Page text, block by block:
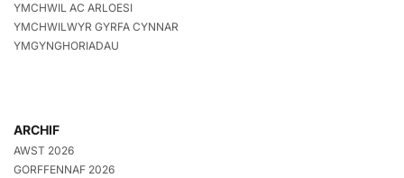
YMCHWIL AC ARLOESI
YMCHWILWYR GYRFA CYNNAR
YMGYNGHORIADAU
ARCHIF
AWST 2026
GORFFENNAF 2026